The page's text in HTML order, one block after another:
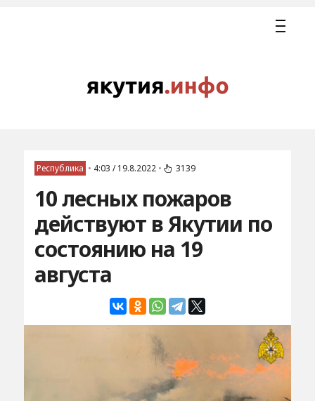
Республика • 4:03 / 19.8.2022 • 3139
10 лесных пожаров
действуют в Якутии по
состоянию на 19
августа